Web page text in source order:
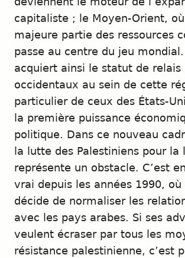
capitaliste ; le Moyen-Orient,
majeure partie des ressources
passe au centre du jeu mondial.
acquiert ainsi le statut de relais
occidentaux au sein de cette
particulier de ceux des États-
la première puissance
politique. Dans ce nouveau
la lutte des Palestiniens pour la
représente un obstacle. C’est
vrai depuis les années 1990, où
décide de normaliser les
avec les pays arabes. Si ses
veulent écraser par tous les
résistance palestinienne, c’est